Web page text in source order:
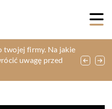
badania
twojej firmy. Na jakie
uwagę przed
wykrywacz